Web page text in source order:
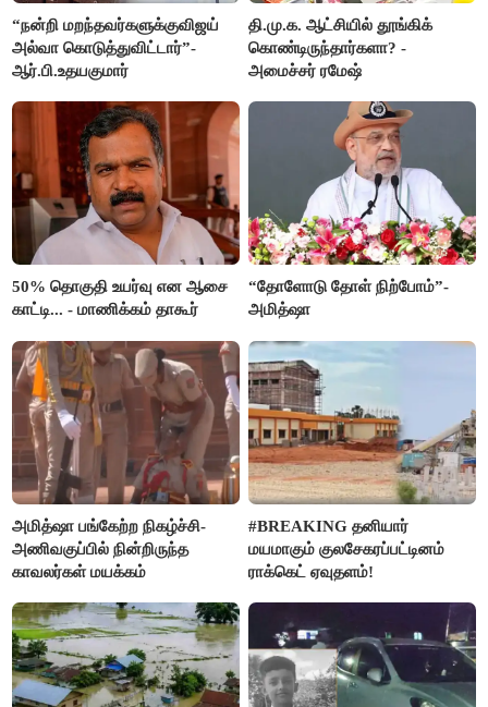
“நன்றி மறந்தவர்களுக்குவிஜய்
அல்வா கொடுத்துவிட்டார்”-
ஆர்.பி.உதயகுமார்
தி.மு.க. ஆட்சியில் தூங்கிக்
கொண்டிருந்தார்களா? -
அமைச்சர் ரமேஷ்
50% தொகுதி உயர்வு என ஆசை
காட்டி... - மாணிக்கம் தாகூர்
“தோளோடு தோள் நிற்போம்”-
அமித்ஷா
அமித்ஷா பங்கேற்ற நிகழ்ச்சி-
அணிவகுப்பில் நின்றிருந்த
காவலர்கள் மயக்கம்
#BREAKING தனியார்
மயமாகும் குலசேகரப்பட்டினம்
ராக்கெட் ஏவுதளம்!